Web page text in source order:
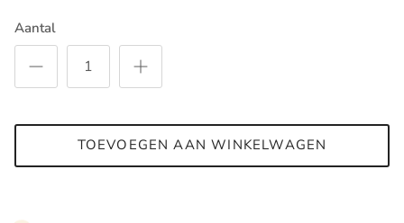
Aantal
TOEVOEGEN AAN WINKELWAGEN